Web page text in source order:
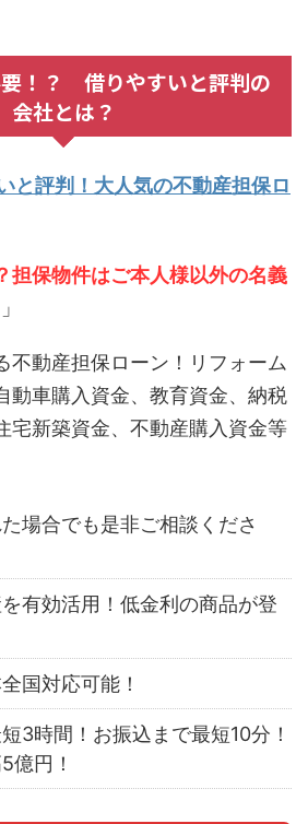
！？ 借りやすいと評判の
会社とは？
と評判！大人気の不動産担保ロ
担保物件はご本人様以外の名義
」
不動産担保ローン！リフォーム
動車購入資金、教育資金、納税
宅新築資金、不動産購入資金等
場合でも是非ご相談くださ
有効活用！低金利の商品が登
国対応可能！
3時間！お振込まで最短10分！
億円！